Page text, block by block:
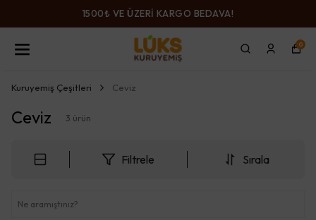
1500₺ VE ÜZERİ KARGO BEDAVA!
0
Kuruyemiş Çeşitleri Ceviz
Ceviz 3 ürün
Filtrele Sırala